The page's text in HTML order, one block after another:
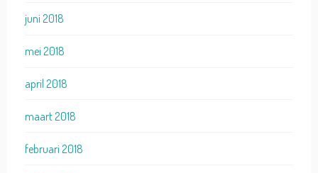
juni 2018
mei 2018
april 2018
maart 2018
februari 2018